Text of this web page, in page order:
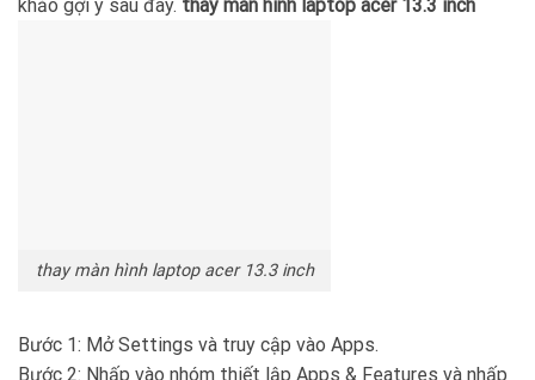
khảo gợi ý sau đây. thay màn hình laptop acer 13.3 inch
thay màn hình laptop acer 13.3 inch
Bước 1: Mở Settings và truy cập vào Apps.
Bước 2: Nhấp vào nhóm thiết lập Apps & Features và nhấp